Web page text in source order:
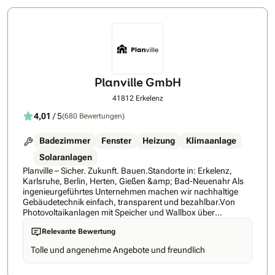
Referenznetzwerks zu werden.Solarstrom Konzepte GmbH –
Planville GmbH
41812 Erkelenz
4,01 / 5(680 Bewertungen)
Badezimmer Fenster Heizung
Klimaanlage
Solaranlagen
Planville – Sicher. Zukunft. Bauen.Standorte in: Erkelenz,
Karlsruhe, Berlin, Herten, Gießen &amp; Bad-Neuenahr Als
ingenieurgeführtes Unternehmen machen wir nachhaltige
Gebäudetechnik einfach, transparent und bezahlbar.Von
Photovoltaikanlagen mit Speicher und Wallbox über
Wärmepumpen, bis hin zu Dach- und Fenstersanierungen –
bei uns bekommen Sie alles aus einer Hand.Mit modernster
Planung, klaren Prozessen und über 170 eigenen
Mitarbeitern stehen wir für Effizienz, Qualität und
Verlässlichkeit.Wir stehen für 100% Kundenzufriedenheit,
Relevante Bewertung
Tolle und angenehme Angebote und freundlich